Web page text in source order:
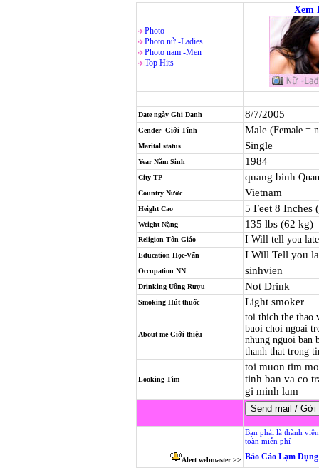
Photo
Photo nử -Ladies
Photo nam -Men
Top Hits
Xem
Date ngày Ghi Danh 8/7/2005
Gender- Giới Tính Male (Female =
Marital status Single
Year Năm Sinh 1984
City TP quang binh
Country Nước Vietnam
Height Cao 5 Feet 8 Inches
Weight Nặng 135 lbs (62 kg)
Religion Tôn Giáo I Will tell you
Education Học-Vấn I Will Tell you
Occupation NN sinhvien
Drinking Uống Rượu Not Drink
Smoking Hút thuốc Light smoker
About me Giới thiệu
toi thich the thao
buoi choi ngoai
nhung nguoi ban
thanh that trong
Looking Tìm
toi muon tim
tinh ban va co
gi minh lam
Bạn phải là thành
toàn miễn phí
Alert webmaster >> Báo Cáo Lạm